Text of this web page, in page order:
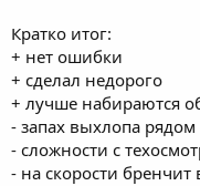
Кратко итог:
+ нет ошибки
+ сделал недорого
+ лучше набираются
- запах выхлопа
- сложности с
- на скорости бренчит